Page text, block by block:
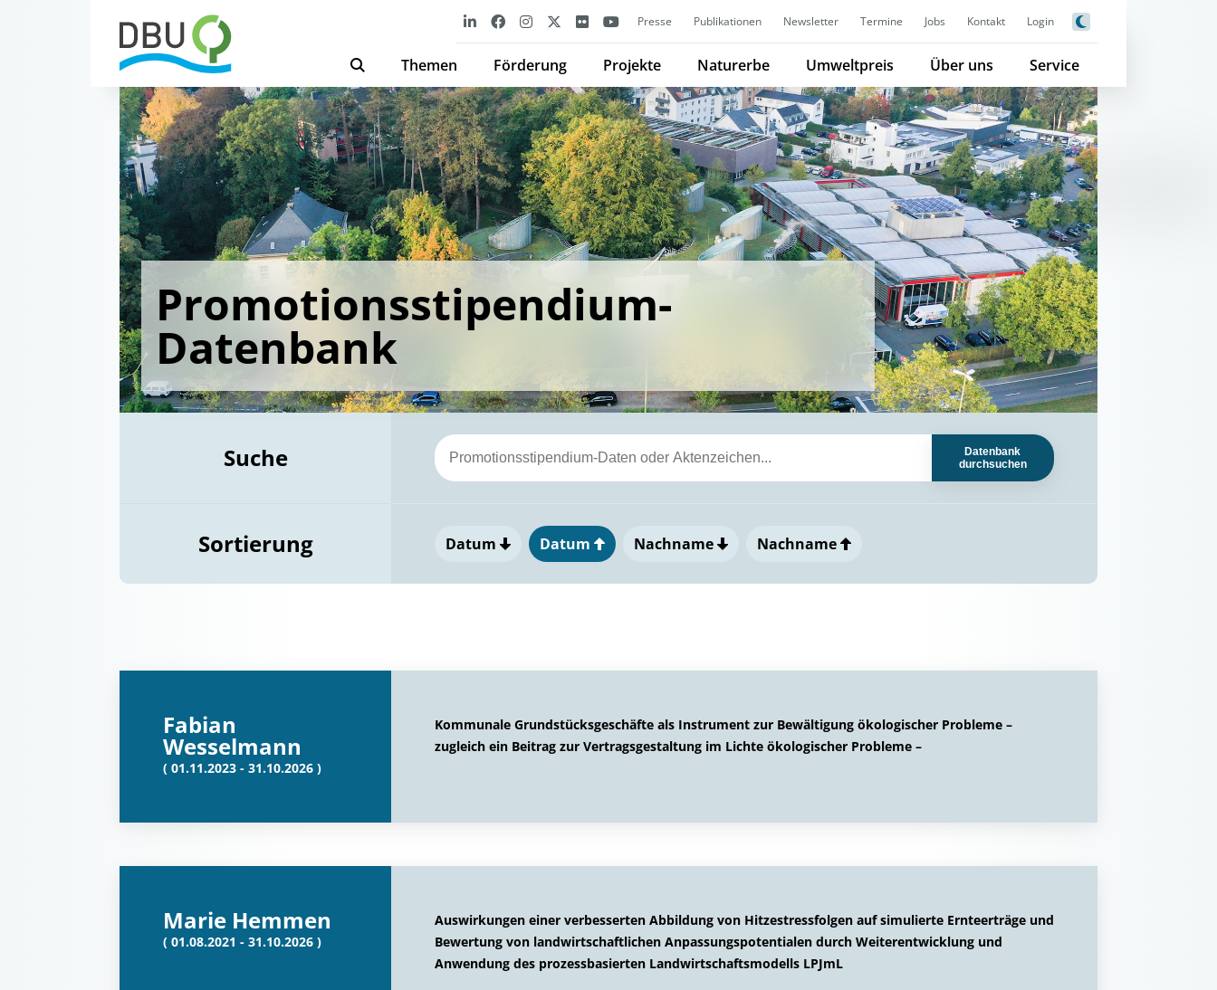
Presse Publikationen Newsletter Termine Jobs Kontakt Login
Themen Förderung Projekte Naturerbe Umweltpreis Über uns Service
Promotionsstipendium-
Datenbank
Suche
Datenbank
durchsuchen
Sortierung Datum Datum Nachname Nachname
Fabian
Wesselmann
( 01.11.2023 - 31.10.2026 )
Kommunale Grundstücksgeschäfte als Instrument zur Bewältigung ökologischer Probleme –
zugleich ein Beitrag zur Vertragsgestaltung im Lichte ökologischer Probleme –
Marie Hemmen
( 01.08.2021 - 31.10.2026 )
Auswirkungen einer verbesserten Abbildung von Hitzestressfolgen auf simulierte Ernteerträge und
Bewertung von landwirtschaftlichen Anpassungspotentialen durch Weiterentwicklung und
Anwendung des prozessbasierten Landwirtschaftsmodells LPJmL